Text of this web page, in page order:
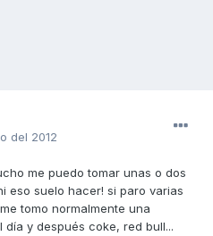
del 2012
me puedo tomar unas o dos
eso suelo hacer! si paro varias
tomo normalmente una
y después coke, red bull...